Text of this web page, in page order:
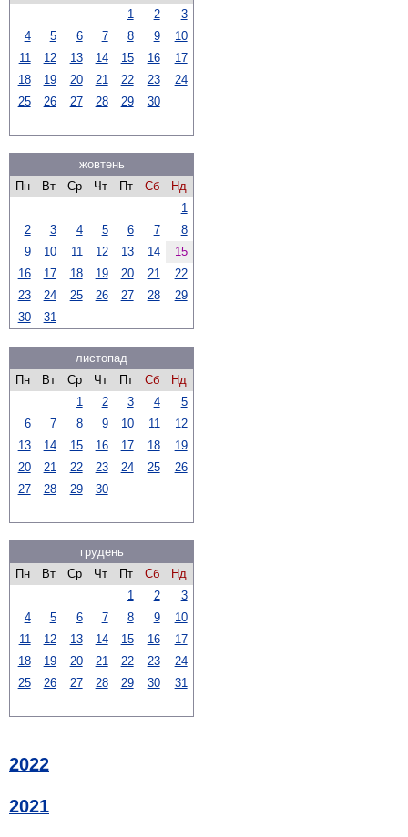
1
2
3
4
5 6 7 8 9
10
11
12 13 14 15 16
17
18
19 20 21 22 23
24
25
26 27 28 29 30
жовтень
Пн
Вт Ср Чт Пт Сб
Нд
1
2
3 4 5 6 7
8
9
10 11 12 13 14
15
16
17 18 19 20 21
22
23
24 25 26 27 28
29
30
31
листопад
Пн
Вт Ср Чт Пт Сб
Нд
1
2 3 4
5
6
7 8 9 10 11
12
13
14 15 16 17 18
19
20
21 22 23 24 25
26
27
28 29 30
грудень
Пн
Вт Ср Чт Пт Сб
Нд
1
2
3
4
5 6 7 8 9
10
11
12 13 14 15 16
17
18
19 20 21 22 23
24
25
26 27 28 29 30 31
2022
2021